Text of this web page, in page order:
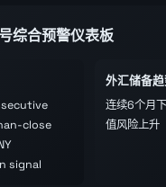
综合预警仪表板
close
signal
外汇储备
连续6个月
值风险上升